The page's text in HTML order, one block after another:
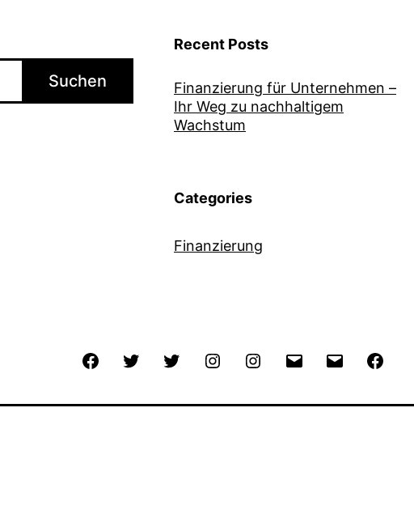
Suchen
Recent Posts
Finanzierung für Unternehmen –
Ihr Weg zu nachhaltigem
Wachstum
Categories
Finanzierung
FacebookTwitter Twitter InstagramInstagram